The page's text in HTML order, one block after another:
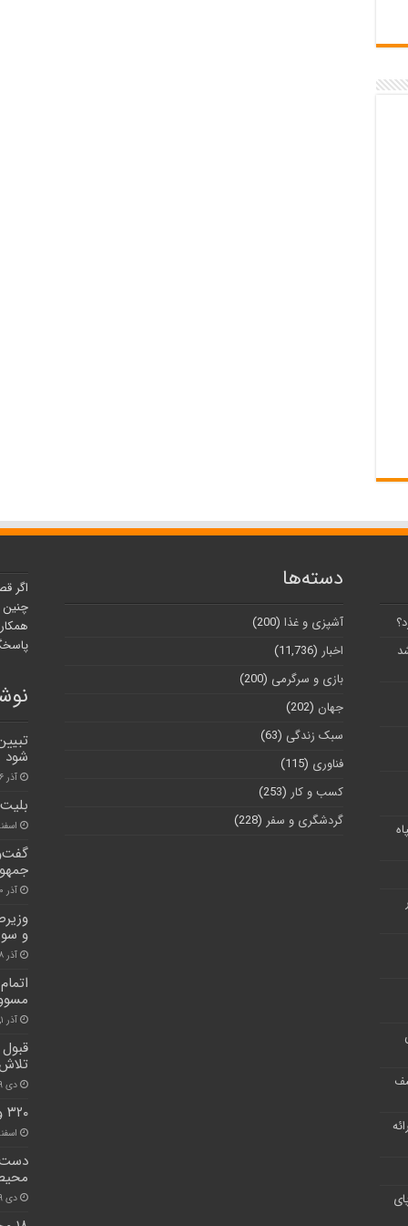
ارائه
دسته‌ها
آشپزی و غذا (200)
اخبار (11,736)
بازی و سرگرمی (200)
جهان (202)
سبک زندگی (63)
فناوری (115)
کسب و کار (253)
گردشگری و سفر (228)
اگر
چنین
شود
آذر ۲۶, ۱۴۰۰
اسفند
آذر ۱۰, ۱۴۰۰
و
آذر ۸, ۱۴۰۰
آذر ۱, ۱۴۰۰
دی ۱۹, ۱۴۰۰
۳۲۰ واحد مسکن مهر در البرز افتتاح شد
اسفند
دست
دی ۱۹, ۱۴۰۰